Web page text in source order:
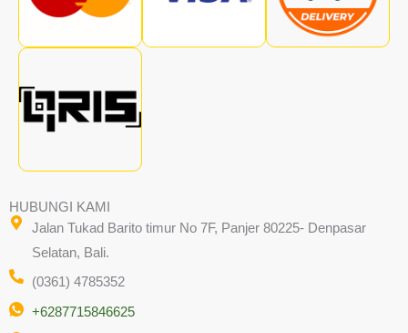
HUBUNGI KAMI
Jalan Tukad Barito timur No 7F, Panjer 80225- Denpasar
Selatan, Bali.
(0361) 4785352
+6287715846625